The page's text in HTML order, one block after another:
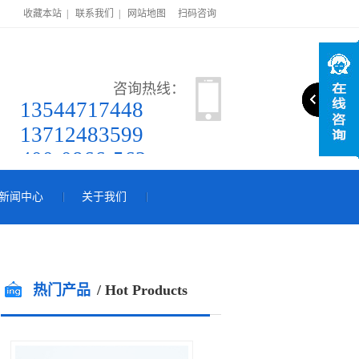
收藏本站 联系我们 网站地图 扫码咨询
咨询热线：
13544717448
13712483599
400-0866-562
闻中心 关于我们
热门产品 / Hot Products